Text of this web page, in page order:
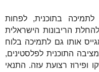
בתוכנית, לפחות
הריבונות הישראלית
אותו גם לתמיכה בלוח
התוכנית לפלסטינים,
רצועת עזה. התנאי